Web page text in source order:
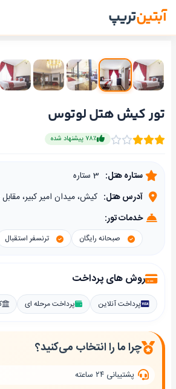
آبتینتریپ
تور کیش هتل لوتوس
۷۸٪ پیشنهاد شده
ستاره هتل:
آدرس هتل: کیش، میدان امیر کبیر، مقابل
خدمات تور:
صبحانه رایگان ترنسفر استقبال
روش های پرداخت
پرداخت آنلاین پرداخت مرحله ای
چرا ما را انتخاب می‌کنید؟
پشتیبانی ۲۴ ساعته